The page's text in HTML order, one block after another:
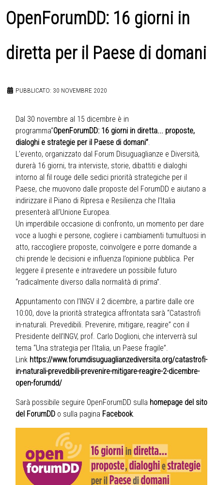
OpenForumDD: 16 giorni in
diretta per il Paese di domani
PUBBLICATO: 30 NOVEMBRE 2020
Dal 30 novembre al 15 dicembre è in
programma“OpenForumDD: 16 giorni in diretta... proposte,
dialoghi e strategie per il Paese di domani”.
L’evento, organizzato dal Forum Disuguaglianze e Diversità,
durerà 16 giorni, tra interviste, storie, dibattiti e dialoghi
intorno al fil rouge delle sedici priorità strategiche per il
Paese, che muovono dalle proposte del ForumDD e aiutano a
indirizzare il Piano di Ripresa e Resilienza che l’Italia
presenterà all’Unione Europea.
Un imperdibile occasione di confronto, un momento per dare
voce a luoghi e persone, cogliere i cambiamenti tumultuosi in
atto, raccogliere proposte, coinvolgere e porre domande a
chi prende le decisioni e influenza l’opinione pubblica. Per
leggere il presente e intravedere un possibile futuro
“radicalmente diverso dalla normalità di prima”.
Appuntamento con l’INGV il 2 dicembre, a partire dalle ore
10:00, dove la priorità strategica affrontata sarà “Catastrofi
in-naturali. Prevedibili. Prevenire, mitigare, reagire” con il
Presidente dell’INGV, prof. Carlo Doglioni, che interverrà sul
tema “Una strategia per l’Italia, un Paese fragile”.
Link https://www.forumdisuguaglianzediversita.org/catastrofi-
in-naturali-prevedibili-prevenire-mitigare-reagire-2-dicembre-
open-forumdd/
Sarà possibile seguire OpenForumDD sulla homepage del sito
del ForumDD o sulla pagina Facebook.